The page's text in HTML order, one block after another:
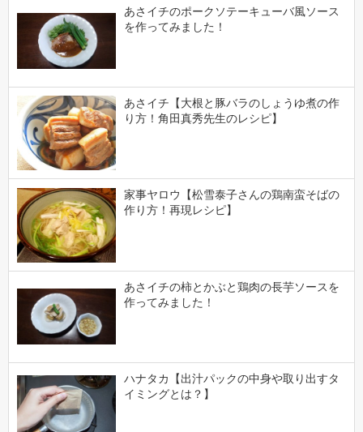
あさイチのポークソテーキューバ風ソース
を作ってみました！
あさイチ【大根と豚バラのしょうゆ煮の作
り方！角田真秀先生のレシピ】
家事ヤロウ【松雪泰子さんの鶏南蛮そばの
作り方！再現レシピ】
あさイチの柿とかぶと鶏肉の長芋ソースを
作ってみました！
ハナタカ【出汁パックの中身や取り出すタ
イミングとは？】